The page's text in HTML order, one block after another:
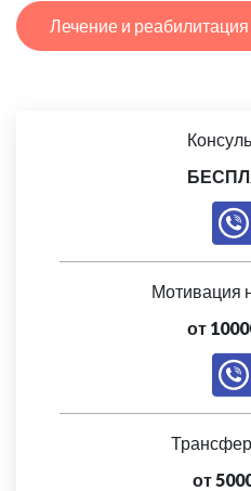
Лечение и реабилитация
Мотивация
от
от